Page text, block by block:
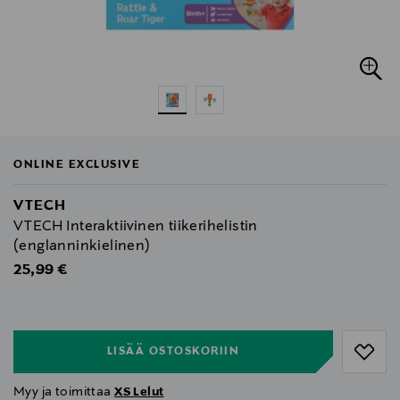
ONLINE EXCLUSIVE
VTECH
VTECH Interaktiivinen tiikerihelistin
(englanninkielinen)
Original Price
25,99 €
LISÄÄ OSTOSKORIIN
Myy ja toimittaaXS Lelut